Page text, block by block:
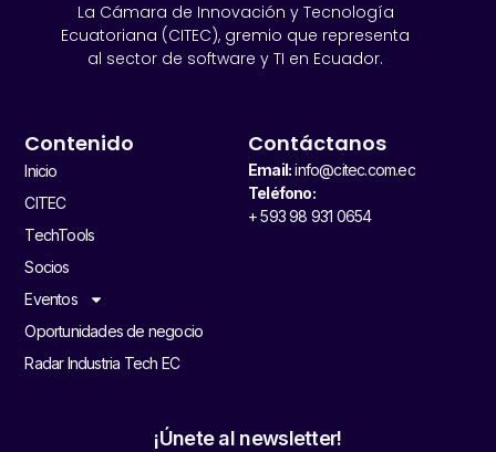
La Cámara de Innovación y Tecnología
Ecuatoriana (CITEC), gremio que representa
al sector de software y TI en Ecuador.
Contenido
Inicio
CITEC
TechTools
Socios
Eventos
Oportunidades de negocio
Radar Industria Tech EC
Contáctanos
Email:info@citec.com.ec
Teléfono:
+ 593 98 931 0654
¡Únete al newsletter!